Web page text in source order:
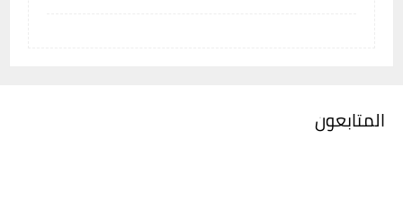
المتابعون